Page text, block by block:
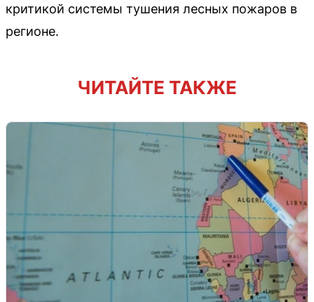
критикой системы тушения лесных пожаров в
регионе.
ЧИТАЙТЕ ТАКЖЕ